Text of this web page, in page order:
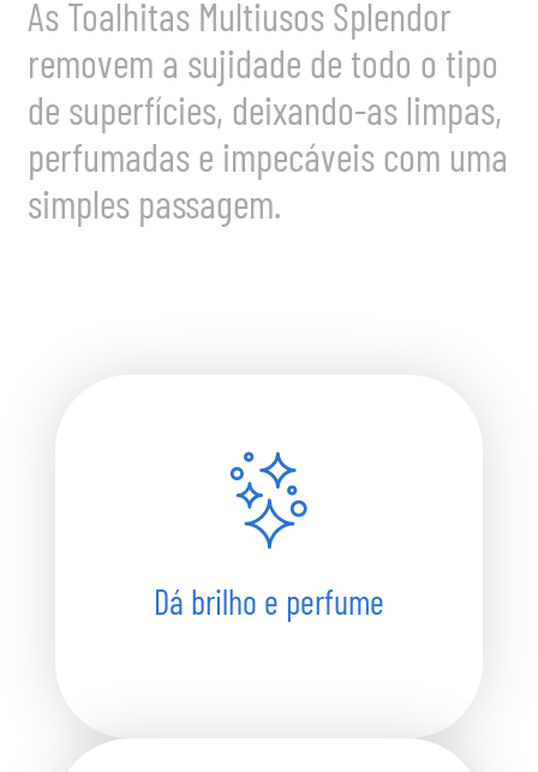
As Toalhitas Multiusos Splendor
removem a sujidade de todo o tipo
de superfícies, deixando-as limpas,
perfumadas e impecáveis com uma
simples passagem.
Dá brilho e perfume